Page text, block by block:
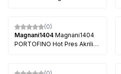
(0)
Magnani1404 Magnani1404
PORTOFINO Hot Pres Akrilik